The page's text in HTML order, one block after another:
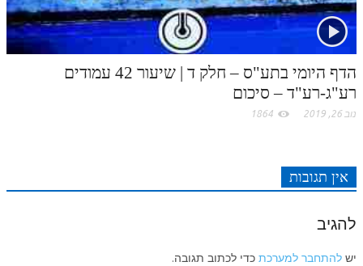
הדף היומי בתע"ס – חלק ד | שיעור 42 עמודים
רע"ג-רע"ד – סיכום
נוב 26, 2019 1864
אין תגובות
להגיב
יש להתחבר למערכת כדי לכתוב תגובה.